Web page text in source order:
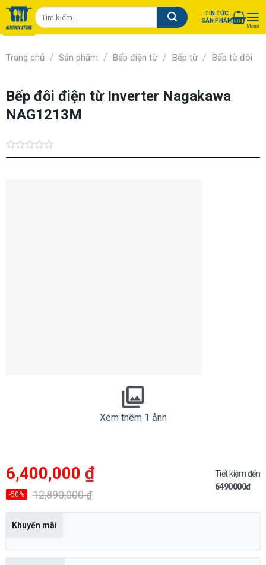
Chuyển
đến
nội
dung
Tìm
kiếm:
TIN TỨC
SẢN PHẨM
Trang chủ / Sản phẩm / Bếp điện từ / Bếp từ / Bếp từ đôi
Bếp đôi điện từ Inverter Nagakawa
NAG1213M
Được
Xem thêm 1 ảnh
12,890,000₫
Giá
gốc
12,890,000 ₫.
6,400,000 ₫
Giá
hiện
tại
là:
6,400,000 ₫.
Tiết kiệm đến
6490000đ
-50%
Khuyến mãi